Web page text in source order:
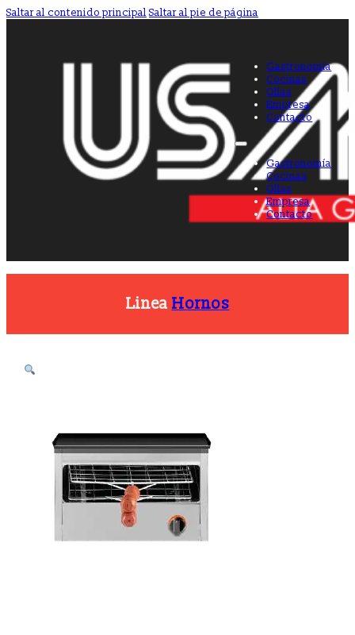
Saltar al contenido principal Saltar al pie de página
Gastronomía
Cocinas
Ollas
Empresa
Contacto
Gastronomía
Cocinas
Ollas
Empresa
Contacto
Linea Hornos